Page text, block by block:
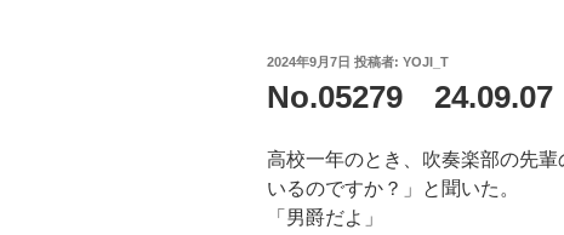
投
日:
2024年9月7日 投稿者: YOJI_T
No.05279
高校一年のとき、吹奏楽部の先
いるのですか？」と聞いた。
「男爵だよ」